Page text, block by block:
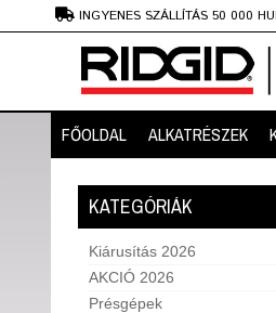
INGYENES SZÁLLÍTÁS 50 000
Szaktanácsadás
FŐOLDAL ALKATRÉSZEK
KATEGÓRIÁK
Kiárusítás 2026
AKCIÓ 2026
Présgépek